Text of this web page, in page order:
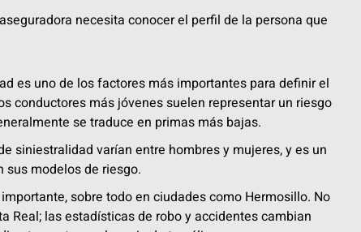
necesita conocer el perfil de la persona que
es uno de los factores más importantes para definir el
conductores más jóvenes suelen representar un riesgo
se traduce en primas más bajas.
siniestralidad varían entre hombres y mujeres, y es un
modelos de riesgo.
sobre todo en ciudades como Hermosillo. No
Real; las estadísticas de robo y accidentes cambian